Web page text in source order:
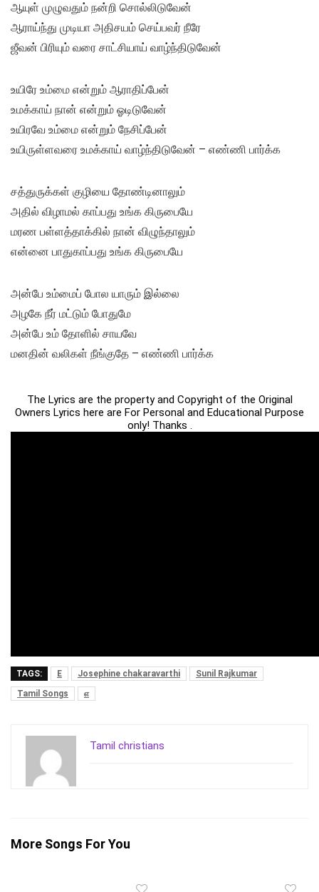
ஆயுள் முழுவதும் நன்றி சொல்லிடுவேன்
ஆராய்ந்து முடியா அதிசயம் செய்பவர் நீரே
ஜீவன் பிரியும் வரை சாட்சியாய் வாழ்ந்திடுவேன்
உயிரே உம்மை என்றும் ஆராதிப்பேன்
உமக்காய் நான் என்றும் ஓடிடுவேன்
உயிரவே உம்மை என்றும் நேசிப்பேன்
உயிருள்ளவரை உமக்காய் வாழ்ந்திடுவேன் – எண்ணி பார்க்க
சத்துருக்கள் குழியை தோண்டினாலும்
அதில் விழாமல் காப்பது உங்க கிருபையே
மரண பள்ளத்தாக்கில் நான் விழுந்தாலும்
என்னை பாதுகாப்பது உங்க கிருபையே
அன்பே உம்மைப் போல யாரும் இல்லை
அழகே நீர் மட்டும் போதுமே
அன்பே உம் தோளில் சாயவே
மனதின் வலிகள் நீங்குதே – எண்ணி பார்க்க
The Lyrics are the property and Copyright of the Original
Owners Lyrics here are For Personal and Educational Purpose
only! Thanks .
TAGS: E Josephine chakaravarthi
Sunil Rajkumar
Tamil Songs
எ
Tamil christians
More Songs For You